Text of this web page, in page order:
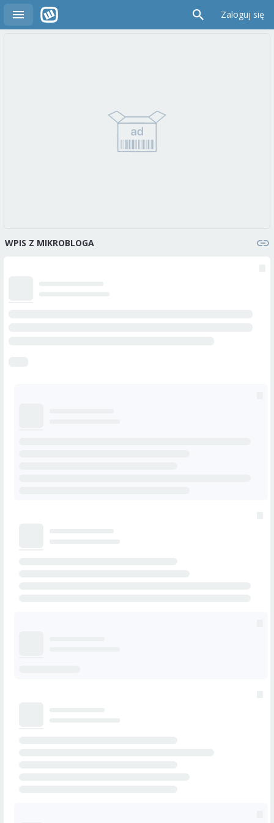
Zaloguj się
WPIS Z MIKROBLOGA